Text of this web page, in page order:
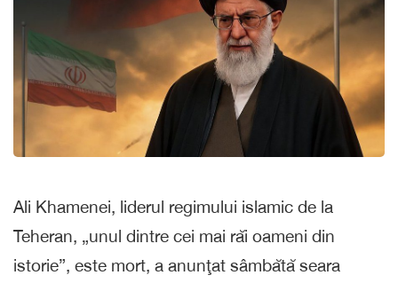
Ali Khamenei, liderul regimului islamic de la
Teheran, „unul dintre cei mai răi oameni din
istorie”, este mort, a anunţat sâmbătă seara